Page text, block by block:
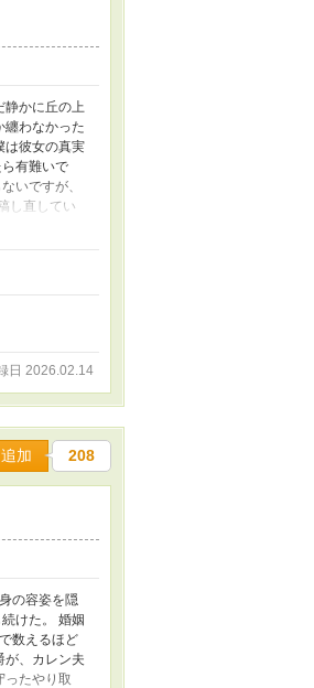
静かに丘の上
纏わなかった
は彼女の真実
有難いで
いですが、
し直してい
しくお願い
日 2026.02.14
加 208
の容姿を隠
けた。 婚姻
数えるほど
が、カレン夫
ったやり取